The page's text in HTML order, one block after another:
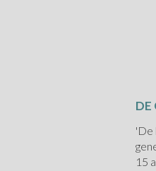
DE
'De
15